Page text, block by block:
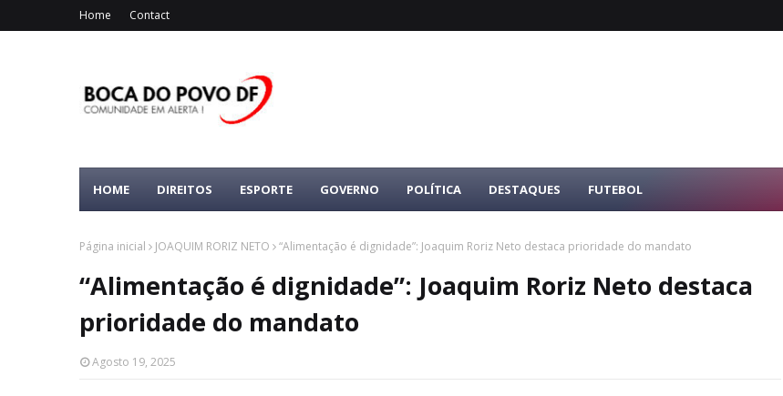
Home Contact
HOME DIREITOS ESPORTE GOVERNO POLÍTICA DESTAQUES FUTEBOL
Página inicial JOAQUIM RORIZ NETO “Alimentação é dignidade”: Joaquim Roriz Neto destaca prioridade do mandato
“Alimentação é dignidade”: Joaquim Roriz Neto destaca
prioridade do mandato
Agosto 19, 2025